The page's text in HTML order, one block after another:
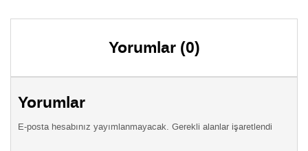
Yorumlar (0)
Yorumlar
E-posta hesabınız yayımlanmayacak. Gerekli alanlar işaretlendi